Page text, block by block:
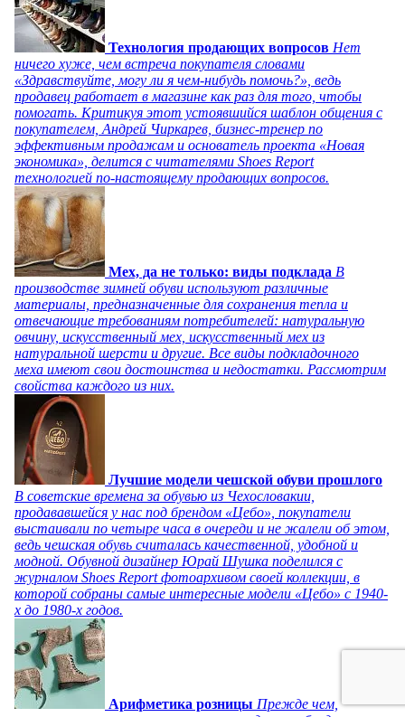
Технология продающих вопросов Нет
ничего хуже, чем встреча покупателя словами
«Здравствуйте, могу ли я чем-нибудь помочь?», ведь
продавец работает в магазине как раз для того, чтобы
помогать. Критикуя этот устоявшийся шаблон общения с
покупателем, Андрей Чиркарев, бизнес-тренер по
эффективным продажам и основатель проекта «Новая
экономика», делится с читателями Shoes Report
технологией по-настоящему продающих вопросов.
Мех, да не только: виды подклада В
производстве зимней обуви используют различные
материалы, предназначенные для сохранения тепла и
отвечающие требованиям потребителей: натуральную
овчину, искусственный мех, искусственный мех из
натуральной шерсти и другие. Все виды подкладочного
меха имеют свои достоинства и недостатки. Рассмотрим
свойства каждого из них.
Лучшие модели чешской обуви прошлого
В советские времена за обувью из Чехословакии,
продававшейся у нас под брендом «Цебо», покупатели
выстаивали по четыре часа в очереди и не жалели об этом,
ведь чешская обувь считалась качественной, удобной и
модной. Обувной дизайнер Юрай Шушка поделился с
журналом Shoes Report фотоархивом своей коллекции, в
которой собраны самые интересные модели «Цебо» с 1940-
х до 1980-х годов.
Арифметика розницы Прежде чем,